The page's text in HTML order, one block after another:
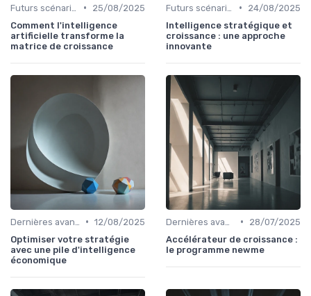
•
25/08/2025
Comment l'intelligence
artificielle transforme la
matrice de croissance
•
24/08/2025
Intelligence stratégique et
croissance : une approche
innovante
• 12/08/2025
Optimiser votre stratégie
avec une pile d'intelligence
économique
•
28/07/2025
Accélérateur de croissance :
le programme newme